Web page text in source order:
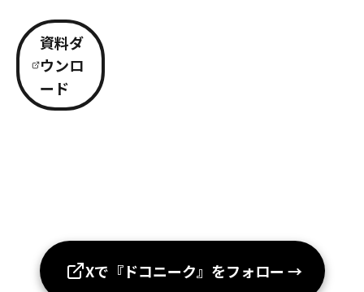
資料ダ
ウンロ
ード
Xで『ドコニーク』をフォロー →